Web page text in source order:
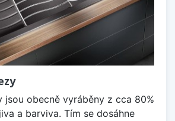
jsou obecně vyráběny z cca 80%
a barviva. Tím se dosáhne